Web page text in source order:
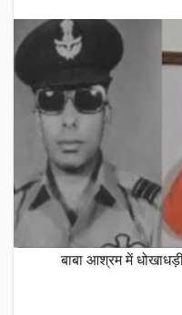
बाबा आश्रम में